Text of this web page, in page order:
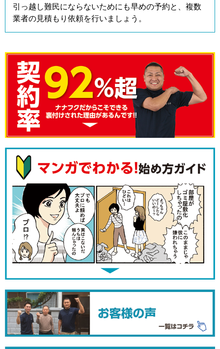
引っ越し難民にならないためにも早めの予約と、複数
業者の見積もり依頼を行いましょう。